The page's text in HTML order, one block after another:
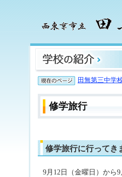
田無第三中学
修学旅行
修学旅行に行ってき
9月12日（金曜日）から